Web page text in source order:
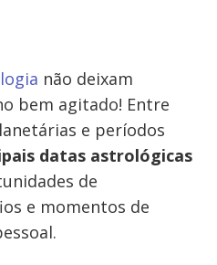
não deixam
bem agitado! Entre
e períodos
datas astrológicas
de
e momentos de